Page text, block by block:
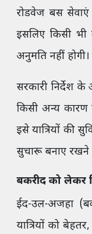
रोडवेज बस
इसलिए किसी भी
अनुमति नहीं होगी।
सरकारी निर्देश के
किसी अन्य कारण
इसे यात्रियों की
सुचारू बनाए रखने
बकरीद को लेकर
ईद-उल-अजहा
यात्रियों को